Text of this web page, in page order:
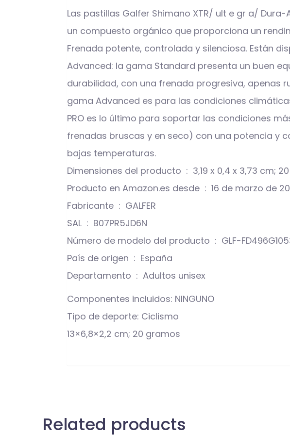
Las pastillas Galfer Shimano XTR/ ult e gr a/
un compuesto orgánico que proporciona un
Frenada potente, controlada y silenciosa. Están
Advanced: la gama Standard presenta un buen
durabilidad, con una frenada progresiva, apenas
gama Advanced es para las condiciones
PRO es lo último para soportar las condiciones
frenadas bruscas y en seco) con una potencia y
bajas temperaturas.
Dimensiones del producto ‏ : ‎ 3,19 x 0,4 x
Producto en Amazon.es desde ‏ : ‎ 16 de marzo
Fabricante ‏ : ‎ GALFER
SAL ‏ : ‎ B07PR5JD6N
Número de modelo del producto ‏ : ‎ GLF-
País de origen ‏ : ‎ España
Departamento ‏ : ‎ Adultos unisex
Componentes incluidos: NINGUNO
Tipo de deporte: Ciclismo
13×6,8×2,2 cm; 20 gramos
Related products